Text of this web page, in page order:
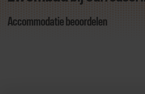
Direct door naar
Accommodatie beoordelen